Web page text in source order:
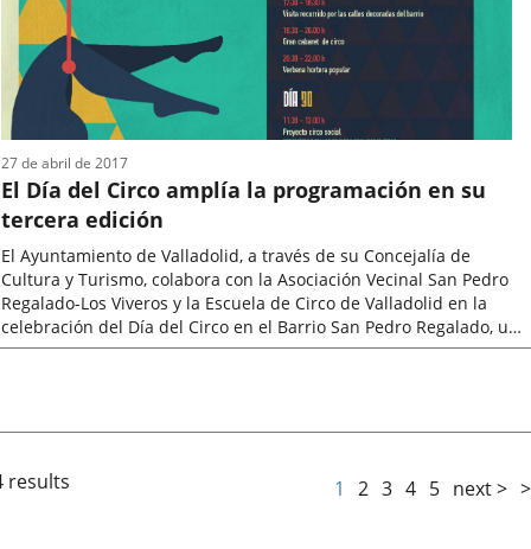
El Día del Circo amplía la programación en su
tercera edición
El Ayuntamiento de Valladolid, a través de su Concejalía de
Cultura y Turismo, colabora con la Asociación Vecinal San Pedro
Regalado-Los Viveros y la Escuela de Circo de Valladolid en la
celebración del Día del Circo en el Barrio San Pedro Regalado, un
evento...
27 de abril de 2017
results 1 2 3 4 5 next >